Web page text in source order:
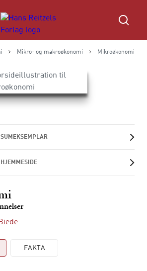
Mikro- og makroøkonomi Mikroøkonomi
FAKTA